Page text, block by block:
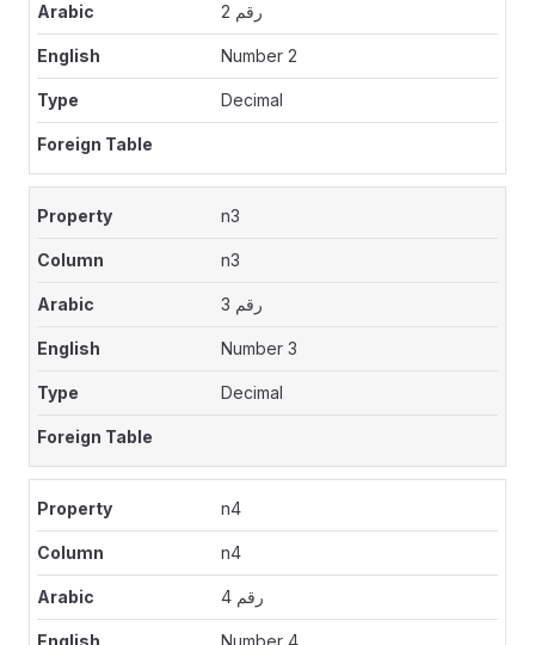
رقم 2
Number 2
Decimal
n3
n3
رقم 3
Number 3
Decimal
n4
n4
رقم 4
Number 4